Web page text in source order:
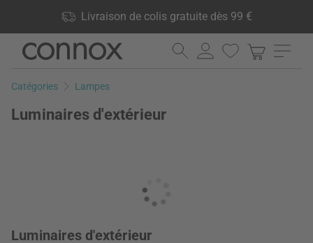
Livraison de colis gratuite dès 99 €
produits en stock, Droit de retour de 60 jours
Aller
contenu
Aller
la
Catégories Lampes
Luminaires d'extérieur
Luminaires d'extérieur